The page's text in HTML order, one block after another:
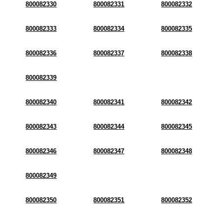
800082330 800082331 800082332
800082333 800082334 800082335
800082336 800082337 800082338
800082339
800082340 800082341 800082342
800082343 800082344 800082345
800082346 800082347 800082348
800082349
800082350 800082351 800082352